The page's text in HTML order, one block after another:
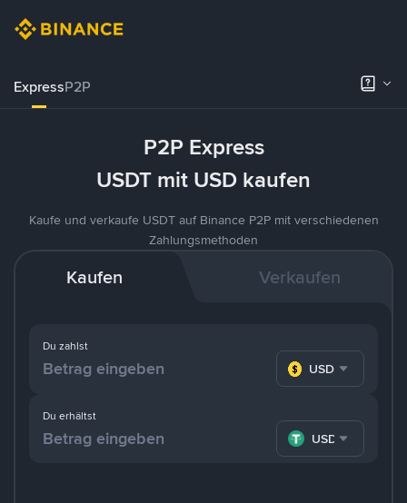
ExpressP2P
P2P Express
USDT mit USD kaufen
Kaufe und verkaufe USDT auf Binance P2P mit verschiedenen
Zahlungsmethoden
Kaufen Verkaufen
Du zahlst
USD
Du erhältst
USDT